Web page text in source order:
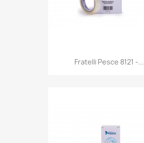
Anteprima
Fratelli Pesce 8121 -...